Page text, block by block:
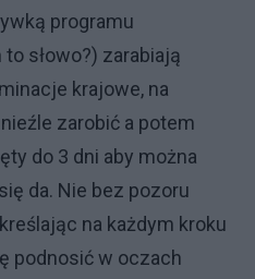
programu
słowo?) zarabiają
krajowe, na
zarobić a potem
do 3 dni aby można
da. Nie bez pozoru
na każdym kroku
podnosić w oczach